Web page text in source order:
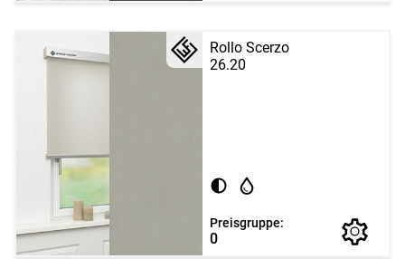
Rollo Scerzo
26.20
Preisgruppe:
0